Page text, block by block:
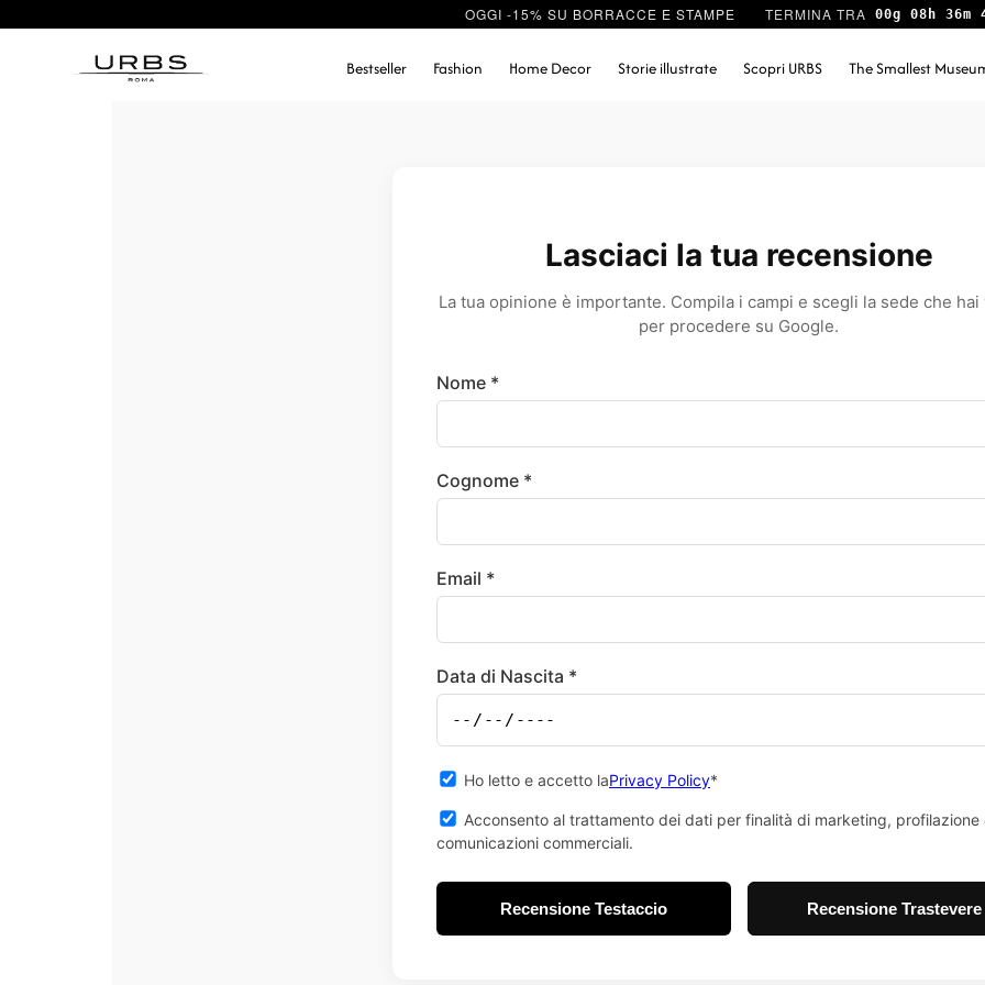
OGGI -15% SU BORRACCE E STAMPE 00g 08h 36m
Bestseller Fashion Home Decor Storie illustrate Scopri URBS The Smallest
Lasciaci la tua recensione
La tua opinione è importante. Compila i campi e scegli la sede che hai
per procedere su Google.
Nome *
Cognome *
Email *
Data di Nascita *
Ho letto e accetto laPrivacy Policy*
Acconsento al trattamento dei dati per finalità di marketing, profilazione
comunicazioni commerciali.
Recensione Testaccio Recensione Trastevere